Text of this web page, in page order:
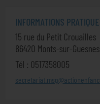
INFORMATIONS
15 rue du Petit Crouailles
86420 Monts-sur-Guesnes
Tél : 0517358005